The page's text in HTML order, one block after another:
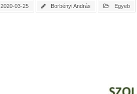
2020-03-25 Borbényi András Egyeb